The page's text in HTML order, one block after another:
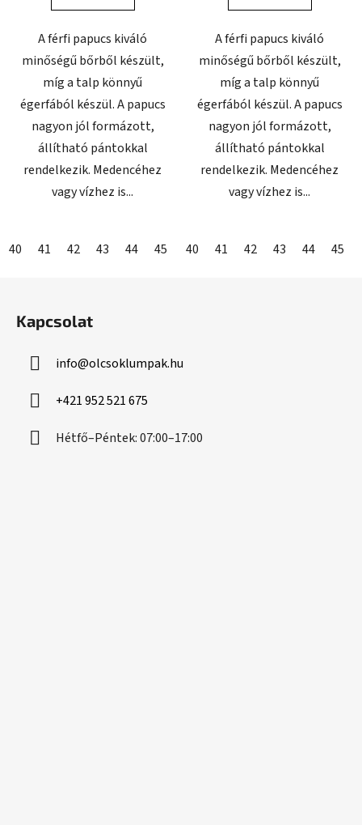
A férfi papucs kiváló
minőségű bőrből készült,
míg a talp könnyű
égerfából készül. A papucs
nagyon jól formázott,
állítható pántokkal
rendelkezik. Medencéhez
vagy vízhez is...
40 41 42 43 44 45 46
A férfi papucs kiváló
minőségű bőrből készült,
míg a talp könnyű
égerfából készül. A papucs
nagyon jól formázott,
állítható pántokkal
rendelkezik. Medencéhez
vagy vízhez is...
40 41 42 43 44 45
Kapcsolat
info@olcsoklumpak.hu
+421 952 521 675
Hétfő–Péntek: 07:00–17:00